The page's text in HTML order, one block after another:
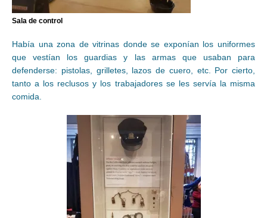
Sala de control
Había una zona de vitrinas donde se exponían los uniformes
que vestían los guardias y las armas que usaban para
defenderse: pistolas, grilletes, lazos de cuero, etc. Por cierto,
tanto a los reclusos y los trabajadores se les servía la misma
comida.